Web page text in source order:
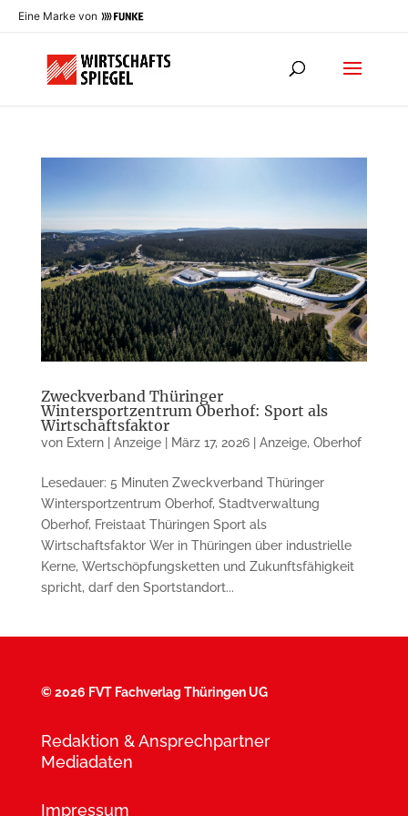
Eine Marke von
Zweckverband Thüringer
Wintersportzentrum Oberhof: Sport als
Wirtschaftsfaktor
von Extern | Anzeige| März 17, 2026| Anzeige, Oberhof
Lesedauer: 5 Minuten Zweckverband Thüringer
Wintersportzentrum Oberhof, Stadtverwaltung
Oberhof, Freistaat Thüringen Sport als
Wirtschaftsfaktor Wer in Thüringen über industrielle
Kerne, Wertschöpfungsketten und Zukunftsfähigkeit
spricht, darf den Sportstandort...
©2026 FVT Fachverlag Thüringen UG
Redaktion & Ansprechpartner
Mediadaten
Impressum